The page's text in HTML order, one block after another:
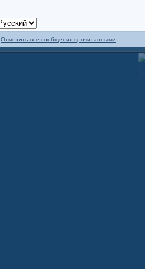
Отметить все сообщения прочитанными